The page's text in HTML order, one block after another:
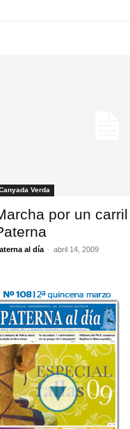
Verda
por un
al día - abril 14, 2009